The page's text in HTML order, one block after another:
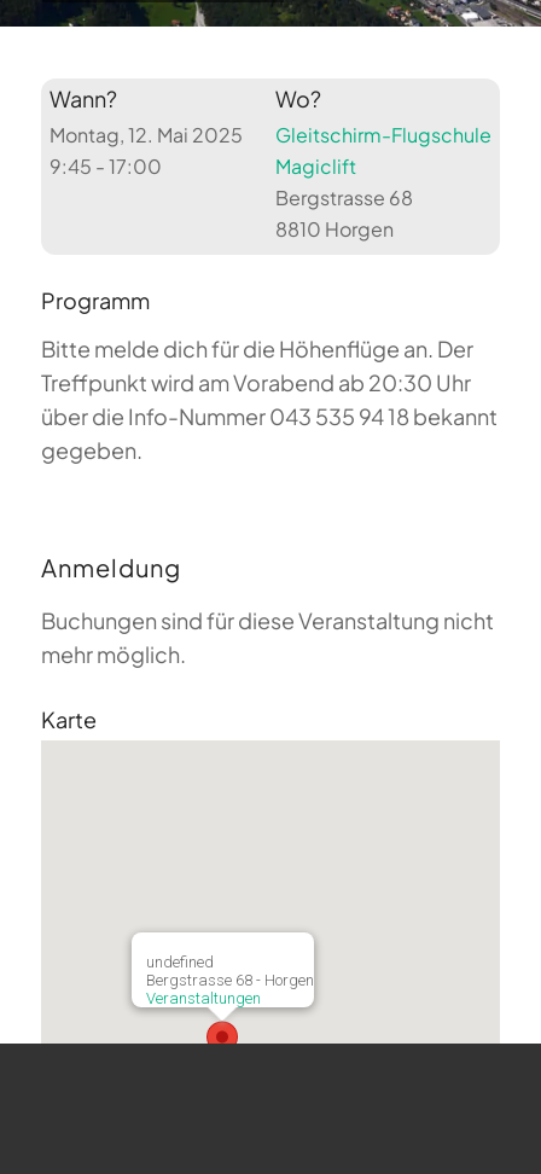
Wann?
Montag, 12. Mai 2025
9:45 - 17:00
Wo?
Gleitschirm-Flugschule
Magiclift
Bergstrasse 68
8810 Horgen
Programm
Bitte melde dich für die Höhenflüge an. Der
Treffpunkt wird am Vorabend ab 20:30 Uhr
über die Info-Nummer 043 535 94 18 bekannt
gegeben.
Anmeldung
Buchungen sind für diese Veranstaltung nicht
mehr möglich.
Karte
undefined
Bergstrasse 68 - Horgen
Veranstaltungen